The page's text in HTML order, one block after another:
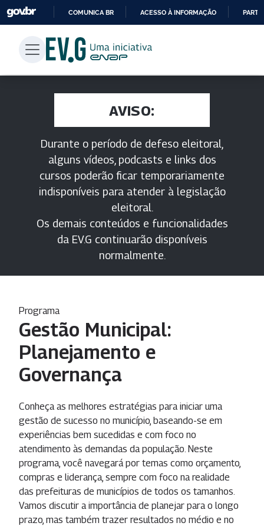
PARA
CONTEÚDO
COMUNICA BR ACESSO À INFORMAÇÃO
AVISO:
Durante o período de defeso eleitoral,
alguns vídeos, podcasts e links dos
cursos poderão ficar temporariamente
indisponíveis para atender à legislação
eleitoral.
Os demais conteúdos e funcionalidades
da EV.G continuarão disponíveis
normalmente.
Programa
Gestão Municipal:
Planejamento e
Governança
Conheça as melhores estratégias para iniciar uma
gestão de sucesso no município, baseando-se em
experiências bem sucedidas e com foco no
atendimento às demandas da população. Neste
programa, você navegará por temas como orçamento,
compras e liderança, sempre com foco na realidade
das prefeituras de municípios de todos os tamanhos.
Vamos discutir a importância de planejar para o longo
prazo, mas também trazer resultados no médio e no